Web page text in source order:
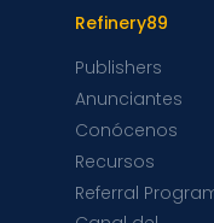
Refinery89
Publishers
Anunciantes
Conócenos
Recursos
Referral